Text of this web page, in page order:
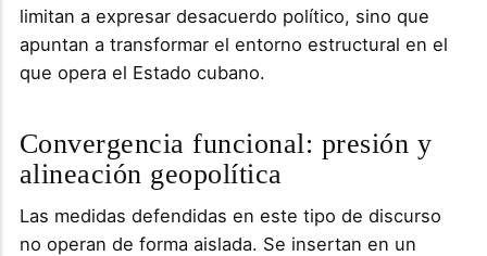
limitan a expresar desacuerdo político, sino que
apuntan a transformar el entorno estructural en el
que opera el Estado cubano.
Convergencia funcional: presión y
alineación geopolítica
Las medidas defendidas en este tipo de discurso
no operan de forma aislada. Se insertan en un